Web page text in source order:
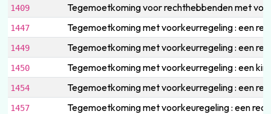
1409 Tegemoetkoming voor rechthebbenden met
1447 Tegemoetkoming met voorkeurregeling : een
1449 Tegemoetkoming met voorkeurregeling : een
1450 Tegemoetkoming met voorkeurregeling : een
1454 Tegemoetkoming met voorkeurregeling : een
1457 Tegemoetkoming met voorkeuregeling : een